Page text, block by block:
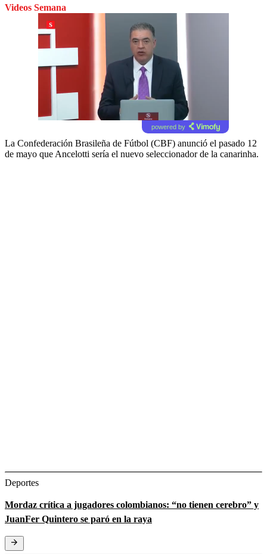
Videos Semana
powered by
La Confederación Brasileña de Fútbol (CBF) anunció el pasado 12
de mayo que Ancelotti sería el nuevo seleccionador de la canarinha.
Deportes
Mordaz crítica a jugadores colombianos: “no tienen cerebro” y
JuanFer Quintero se paró en la raya